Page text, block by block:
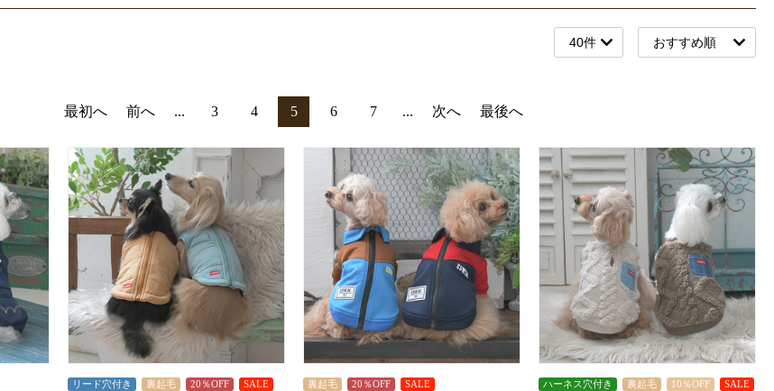
最初へ 前へ ... 3 4 5 6 7 ... 次へ 最後へ
リード穴付き 裏起毛 20％OFF SALE 裏起毛 20％OFF SALE ハーネス穴付き 裏起毛 10％OFF SALE